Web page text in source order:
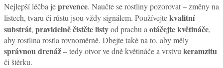
Nejlepší léčba jeprevence. Naučte se rostliny pozorovat – změny na
listech, tvaru či růstu jsou vždy signálem. Používejtekvalitní
substrát, pravidelně čistěte listyod prachu aotáčejte květináče,
aby rostlina rostla rovnoměrně. Dbejte také na to, aby měly
správnou drenáž– tedy otvor ve dně květináče a vrstvukeramzitu
či štěrku.